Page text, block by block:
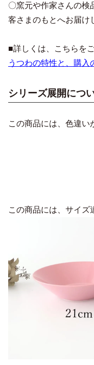
〇窯元や作家さんの検
客さまのもとへお届け
■詳しくは、こちらを
うつわの特性と、購
シリーズ展開につ
この商品には、色違い
この商品には、サイズ